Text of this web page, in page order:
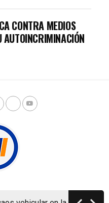
CONTRA MEDIOS
AUTOINCRIMINACIÓN